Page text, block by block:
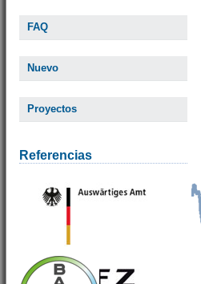
FAQ
Nuevo
Proyectos
Referencias